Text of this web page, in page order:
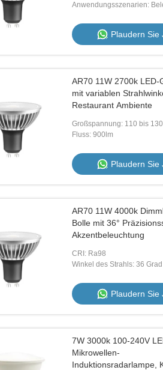
Glühlampen 7.5W 2700K 3000K
Dimmbarer Scheinwerfer
Anwendungsszenarien:
Plaudern Sie
AR70 11W 2700k LED-
mit variablen
Restaurant Ambiente
Großspannung: 110 bis
Fluss: 900lm
Plaudern Sie
AR70 11W 4000k
Bolle mit 36°
Akzentbeleuchtung
CRI: Ra98
Winkel des Strahls: 36 Grad
Plaudern Sie
7W 3000k 100-240V
Mikrowellen-
Induktionsradarlampe,